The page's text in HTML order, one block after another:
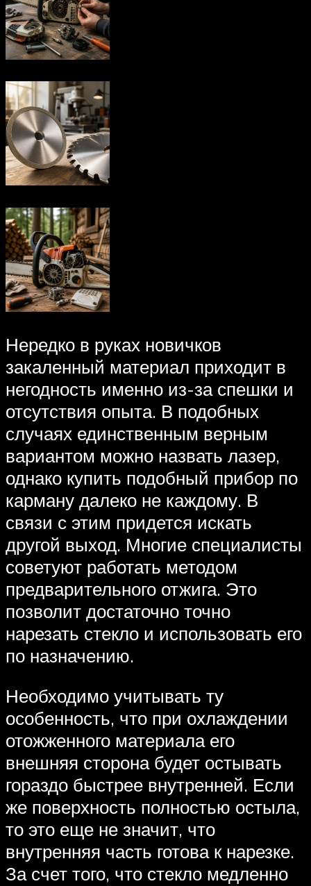
Нередко в руках новичков
закаленный материал приходит в
негодность именно из-за спешки и
отсутствия опыта. В подобных
случаях единственным верным
вариантом можно назвать лазер,
однако купить подобный прибор по
карману далеко не каждому. В
связи с этим придется искать
другой выход. Многие специалисты
советуют работать методом
предварительного отжига. Это
позволит достаточно точно
нарезать стекло и использовать его
по назначению.
Необходимо учитывать ту
особенность, что при охлаждении
отожженного материала его
внешняя сторона будет остывать
гораздо быстрее внутренней. Если
же поверхность полностью остыла,
то это еще не значит, что
внутренняя часть готова к нарезке.
За счет того, что стекло медленно